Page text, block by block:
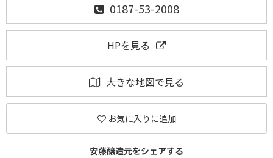
0187-53-2008
HPを見る
大きな地図で見る
お気に入りに追加
安藤醸造元をシェアする